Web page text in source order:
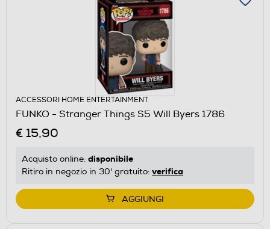
ACCESSORI HOME ENTERTAINMENT
FUNKO - Stranger Things S5 Will Byers 1786
€ 15,90
Acquisto online: disponibile
Ritiro in negozio in 30' gratuito: verifica
AGGIUNGI